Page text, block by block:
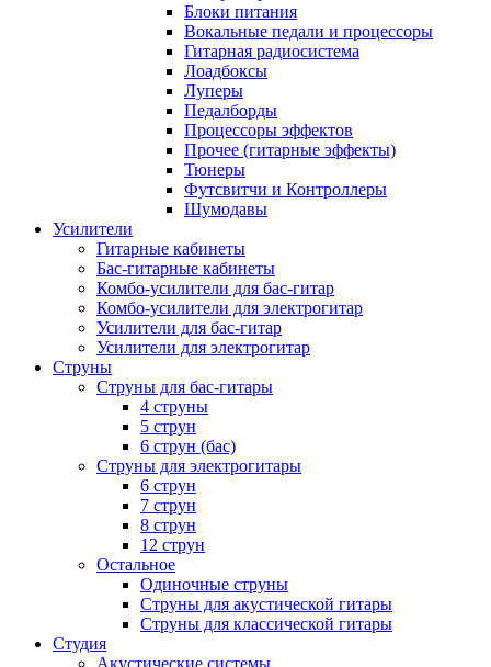
Блоки питания
Вокальные педали и процессоры
Гитарная радиосистема
Лоадбоксы
Луперы
Педалборды
Процессоры эффектов
Прочее (гитарные эффекты)
Тюнеры
Футсвитчи и Контроллеры
Шумодавы
Усилители
Гитарные кабинеты
Бас-гитарные кабинеты
Комбо-усилители для бас-гитар
Комбо-усилители для электрогитар
Усилители для бас-гитар
Усилители для электрогитар
Струны
Струны для бас-гитары
4 струны
5 струн
6 струн (бас)
Струны для электрогитары
6 струн
7 струн
8 струн
12 струн
Остальное
Одиночные струны
Струны для акустической гитары
Струны для классической гитары
Студия
Акустические системы